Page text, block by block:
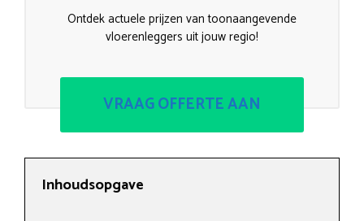
Ontdek actuele prijzen van toonaangevende
vloerenleggers uit jouw regio!
VRAAG OFFERTE AAN
Inhoudsopgave